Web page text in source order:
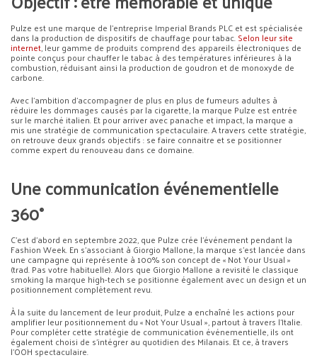
Pulze est une marque de l’entreprise Imperial Brands PLC et est spécialisée
dans la production de dispositifs de chauffage pour tabac.Selon leur site
internet, leur gamme de produits comprend des appareils électroniques de
pointe conçus pour chauffer le tabac à des températures inférieures à la
combustion, réduisant ainsi la production de goudron et de monoxyde de
carbone.
Avec l’ambition d’accompagner de plus en plus de fumeurs adultes à
réduire les dommages causés par la cigarette, la marque Pulze est entrée
sur le marché italien. Et pour arriver avec panache et impact, la marque a
mis une stratégie de communication spectaculaire. A travers cette stratégie,
on retrouve deux grands objectifs : se faire connaitre et se positionner
comme expert du renouveau dans ce domaine.
Une communication événementielle
360°
C’est d’abord en septembre 2022, que Pulze crée l’événement pendant la
Fashion Week. En s’associant à Giorgio Mallone, la marque s’est lancée dans
une campagne qui représente à 100% son concept de « Not Your Usual »
(trad. Pas votre habituelle). Alors que Giorgio Mallone a revisité le classique
smoking la marque high-tech se positionne également avec un design et un
positionnement complètement revu.
À la suite du lancement de leur produit, Pulze a enchaîné les actions pour
amplifier leur positionnement du « Not Your Usual », partout à travers l’Italie.
Pour compléter cette stratégie de communication événementielle, ils ont
également choisi de s’intégrer au quotidien des Milanais. Et ce, à travers
l’OOH spectaculaire.